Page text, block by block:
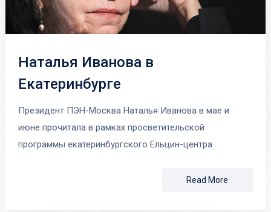
Наталья Иванова в
Екатеринбурге
Президент ПЭН-Москва Наталья Иванова в мае и
июне прочитала в рамках просветительской
программы екатеринбургского Ельцин-центра
Read More